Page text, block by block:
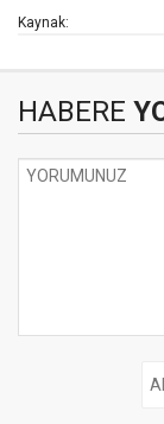
Kaynak:
HABERE